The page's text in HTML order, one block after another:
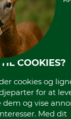
COOKIES?
cookies og
for at
og vise
Med dit